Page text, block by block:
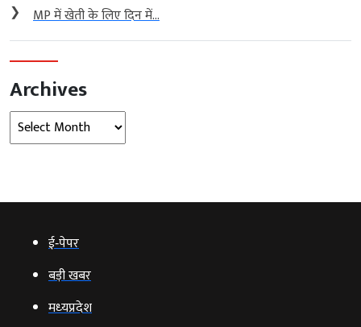
❯ MP में खेती के लिए दिन में...
Archives
Archives
ई‑पेपर
बड़ी खबर
मध्‍यप्रदेश